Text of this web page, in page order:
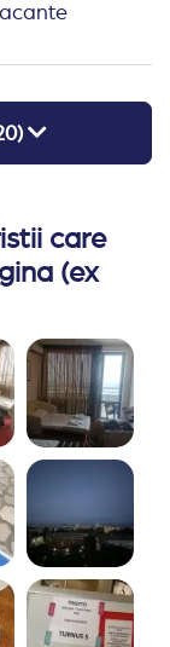
)
care
(ex